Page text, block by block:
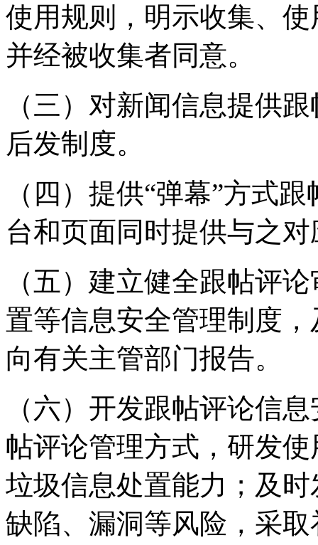
使用规则，明示收集、
并经被收集者同意。
（三）对新闻信息提供
后发制度。
（四）提供“弹幕”方式
台和页面同时提供与之
（五）建立健全跟帖评
置等信息安全管理制度
向有关主管部门报告。
（六）开发跟帖评论信
帖评论管理方式，研发
垃圾信息处置能力；及
缺陷、漏洞等风险，采